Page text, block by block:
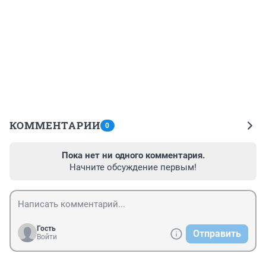
КОММЕНТАРИИ 0
Пока нет ни одного комментария.
Начните обсуждение первым!
Гость
Войти
Отправить